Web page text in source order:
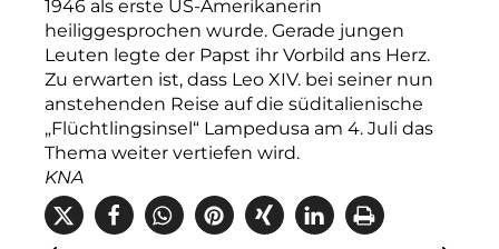
1946 als erste US-Amerikanerin
heiliggesprochen wurde. Gerade jungen
Leuten legte der Papst ihr Vorbild ans Herz.
Zu erwarten ist, dass Leo XIV. bei seiner nun
anstehenden Reise auf die süditalienische
„Flüchtlingsinsel“ Lampedusa am 4. Juli das
Thema weiter vertiefen wird.
KNA